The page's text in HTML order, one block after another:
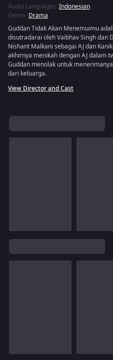
Audio Languages :Indonesian
Genre :Drama
Guddan Tidak Akan Menemuimu
disutradarai oleh Vaibhav Singh dan
Nishant Malkani sebagai AJ dan
akhirnya menikah dengan AJ dalam
Guddan menolak untuk
dari keluarga.
View Director and Cast